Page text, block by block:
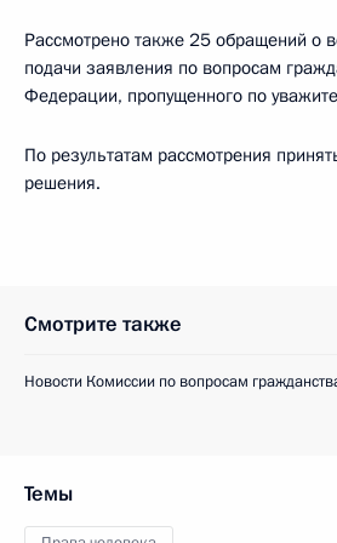
Рассмотрено также 25 обращений о
подачи заявления по вопросам
Федерации, пропущенного по
По результатам рассмотрения
решения.
Смотрите также
Новости Комиссии по вопросам
Темы